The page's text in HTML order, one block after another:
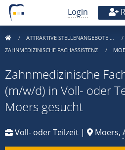
Login
ATTRAKTIVE STELLENANGEBOTE …
ZAHNMEDIZINISCHE FACHASSISTENZ
Zahnmedizinische
(m/w/d) in Voll- oder
Moers gesucht
Voll- oder Teilzeit | Moers,